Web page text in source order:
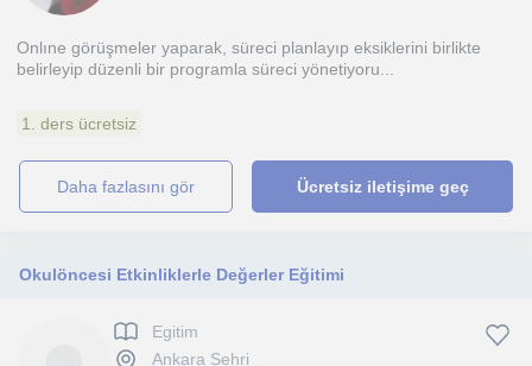
Onlıne görüşmeler yaparak, süreci planlayıp eksiklerini birlikte
belirleyip düzenli bir programla süreci yönetiyoru...
1. ders ücretsiz
daha fazlasını gör Ücretsiz iletişime geç
Okulöncesi Etkinliklerle Değerler Eğitimi
Egitim
Ankara Sehri